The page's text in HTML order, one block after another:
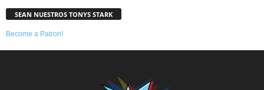
SEAN NUESTROS TONYS STARK
Become a Patron!